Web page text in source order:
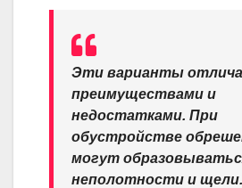
Эти варианты
преимуществами и
недостатками. При
обустройстве
могут
неполотности и